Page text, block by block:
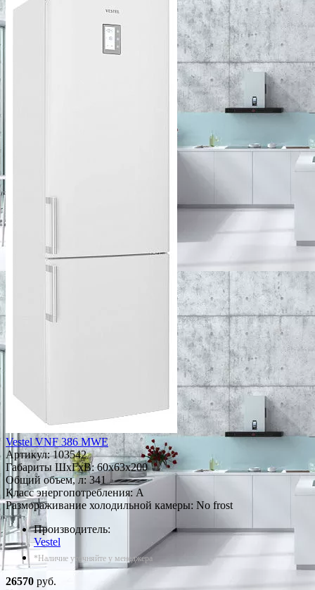
Vestel VNF 386 MWE
Артикул:103542
Габариты ШxГxВ: 60x63x200
Общий объем, л: 341
Класс энергопотребления: A
Размораживание холодильной камеры: No frost
Производитель:
Vestel
*Наличие уточняйте у менеджера
26570 руб.